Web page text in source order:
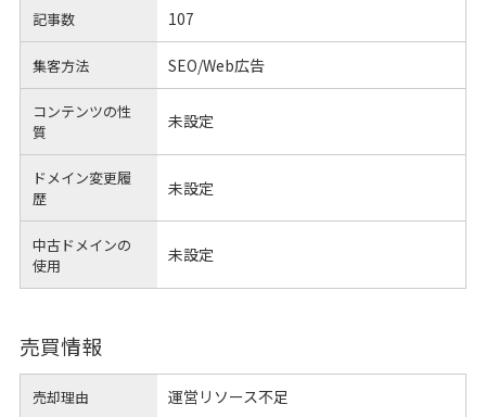
記事数 107
集客方法 SEO/Web広告
コンテンツの性
質
未設定
ドメイン変更履
歴
未設定
中古ドメインの
使用
未設定
売買情報
売却理由 運営リソース不足